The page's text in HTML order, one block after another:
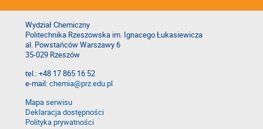
Wydział Chemiczny
Politechnika Rzeszowska im. Ignacego Łukasiewicza
al. Powstańców Warszawy 6
35-029 Rzeszów
tel.: +48 17 865 16 52
e-mail:chemia@prz.edu.pl
Mapa serwisu
Deklaracja dostępności
Polityka prywatności